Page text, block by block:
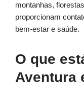
montanhas,
proporcionam
bem-estar e saúde.
O que
Aventura